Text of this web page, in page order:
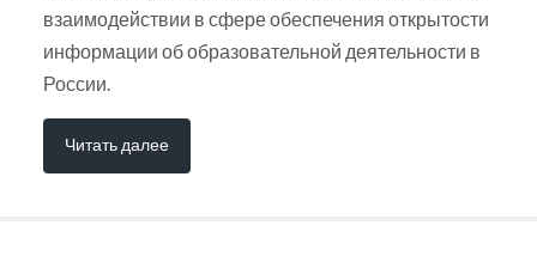
взаимодействии в сфере обеспечения открытости
информации об образовательной деятельности в
России.
Читать далее